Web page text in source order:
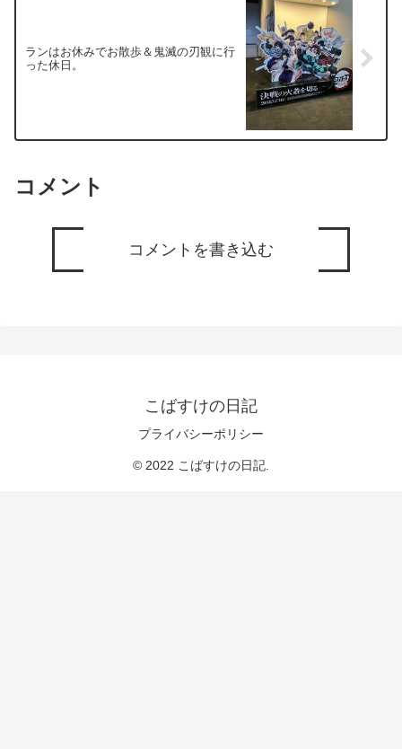
ランはお休みでお散歩＆鬼滅の刃観に行
った休日。
コメント
コメントを書き込む
こばすけの日記
プライバシーポリシー
© 2022 こばすけの日記.